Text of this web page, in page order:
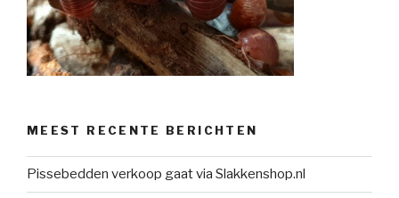
MEEST RECENTE BERICHTEN
Pissebedden verkoop gaat via Slakkenshop.nl